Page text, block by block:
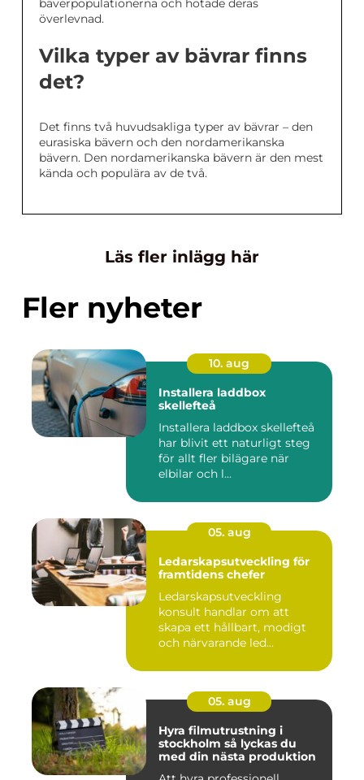
överlevnad.
Vilka typer av bävrar finns
det?
Det finns två huvudsakliga typer av bävrar – den
eurasiska bävern och den nordamerikanska
bävern. Den nordamerikanska bävern är den mest
kända och populära av de två.
Läs fler inlägg här
Fler nyheter
10. aug
Installera laddbox
skellefteå
Installera laddbox skellefteå
har blivit ett naturligt steg
för allt fler bilägare när
elbilar och l...
05. aug
Ledarskapsutveckling för
framtidens chefer
Ledarskapsutveckling
konsult handlar om att
skapa ett hållbart, modigt
och närvarande led...
05. aug
Hyra filmutrustning i
stockholm så lyckas du
med din nästa produktion